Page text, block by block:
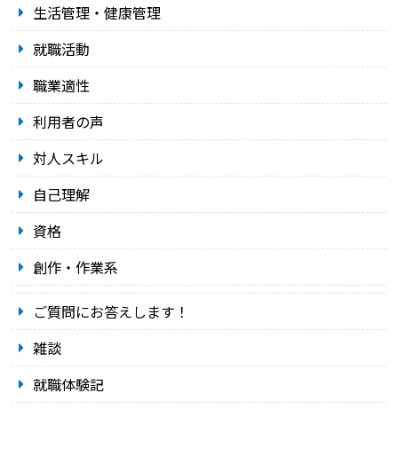
生活管理・健康管理
就職活動
職業適性
利用者の声
対人スキル
自己理解
資格
創作・作業系
ご質問にお答えします！
雑談
就職体験記